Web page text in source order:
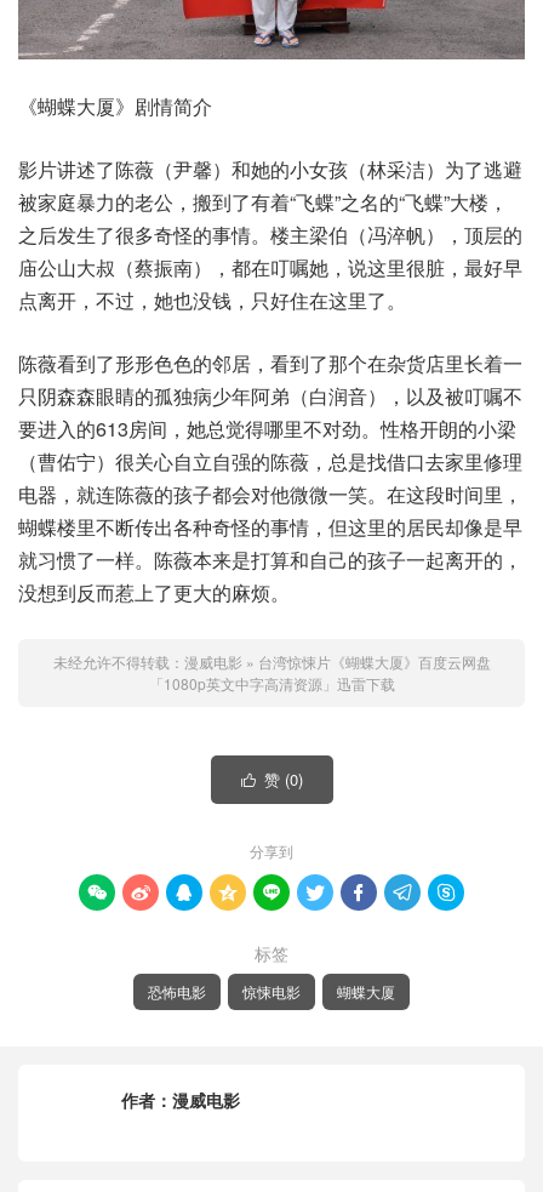
《蝴蝶大厦》剧情简介
影片讲述了陈薇（尹馨）和她的小女孩（林采洁）为了逃避
被家庭暴力的老公，搬到了有着“飞蝶”之名的“飞蝶”大楼，
之后发生了很多奇怪的事情。楼主梁伯（冯淬帆），顶层的
庙公山大叔（蔡振南），都在叮嘱她，说这里很脏，最好早
点离开，不过，她也没钱，只好住在这里了。
陈薇看到了形形色色的邻居，看到了那个在杂货店里长着一
只阴森森眼睛的孤独病少年阿弟（白润音），以及被叮嘱不
要进入的613房间，她总觉得哪里不对劲。性格开朗的小梁
（曹佑宁）很关心自立自强的陈薇，总是找借口去家里修理
电器，就连陈薇的孩子都会对他微微一笑。在这段时间里，
蝴蝶楼里不断传出各种奇怪的事情，但这里的居民却像是早
就习惯了一样。陈薇本来是打算和自己的孩子一起离开的，
没想到反而惹上了更大的麻烦。
未经允许不得转载： 漫威电影 » 台湾惊悚片《蝴蝶大厦》百度云网盘
「1080p英文中字高清资源」迅雷下载
 赞 (0)
分享到
        
标签
恐怖电影 惊悚电影 蝴蝶大厦
作者： 漫威电影